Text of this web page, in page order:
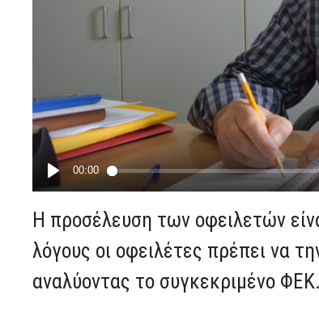
Η προσέλευση των οφειλετών
λόγους οι οφειλέτες πρέπει να
αναλύοντας το συγκεκριμένο ΦΕΚ.